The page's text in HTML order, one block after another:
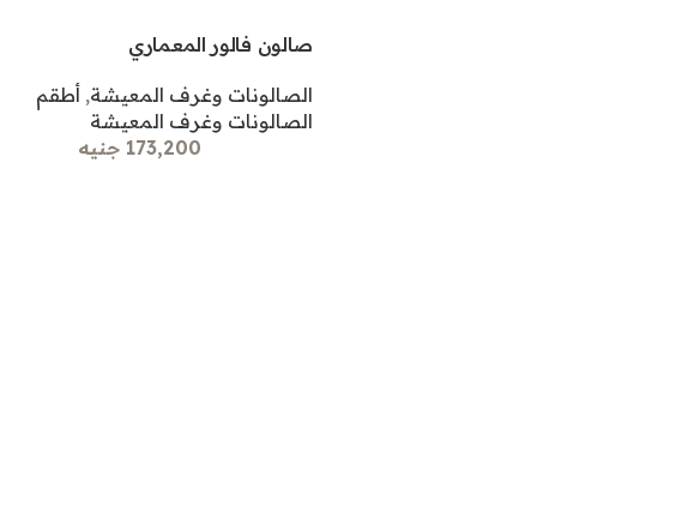
صالون فالور المعماري
الصالونات وغرف المعيشة, أطقم
الصالونات وغرف المعيشة
173,200 جنيه